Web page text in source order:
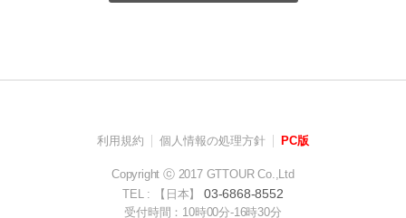
利用規約 個人情報の処理方針 PC版
Copyright ⓒ 2017 GTTOUR Co.,Ltd
TEL : 【日本】03-6868-8552
受付時間：10時00分-16時30分